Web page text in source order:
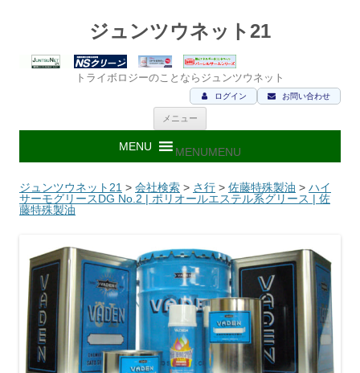
ジュンツウネット21
トライボロジーのことならジュンツウネット
お問い合わせ
ログイン
メニュー
ン
ツ
ス
キ
ッ
MENUMENU
ジュンツウネット21 > 会社検索 > さ行 > 佐藤特殊製油 > ハイ
サーモグリースDG No.2 | ポリオールエステル系グリース | 佐
藤特殊製油